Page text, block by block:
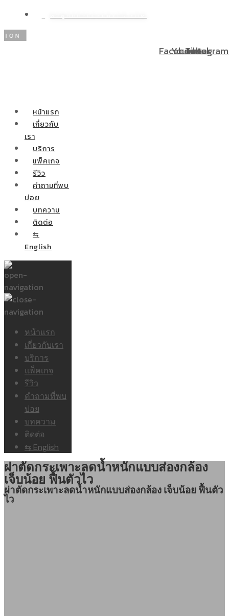
โปรโมชั่นพิเศษ! ผ่อนชำระ 0% 10 เดือน ผ่าตัดกระเพาะ
Facebook
Youtube
Tiktok
Instagram
หน้าแรก
เกี่ยวกับ
เรา
บริการ
แพ็คเกจ
รีวิว
คำถามที่พบ
บ่อย
บทความ
ติดต่อ
⇆
English
หน้าแรก
เกี่ยวกับเรา
บริการ
แพ็คเกจ
รีวิว
คำถามที่พบ
บ่อย
บทความ
ติดต่อ
⇆ English
ผ่าตัดกระเพาะลดน้ำหนักแบบส่องกล้อง
เจ็บน้อย ฟื้นตัวไว
ผ่าตัดกระเพาะลดน้ำหนักแบบส่องกล้อง เจ็บน้อย ฟื้นตัว
ไว